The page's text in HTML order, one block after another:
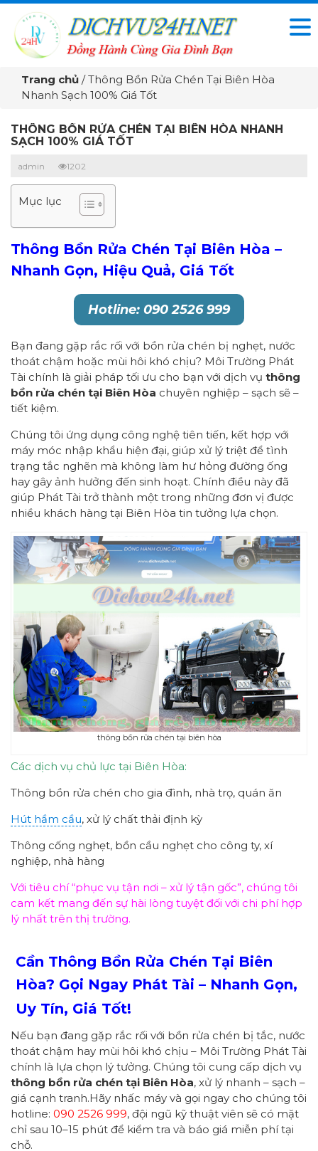
Trang chủ /Thông Bồn Rửa Chén Tại Biên Hòa
Nhanh Sạch 100% Giá Tốt
THÔNG BỒN RỬA CHÉN TẠI BIÊN HÒA NHANH
SẠCH 100% GIÁ TỐT
admin 1202
Mục lục
Thông Bồn Rửa Chén Tại Biên Hòa –
Nhanh Gọn, Hiệu Quả, Giá Tốt
Hotline: 090 2526 999
Bạn đang gặp rắc rối với bồn rửa chén bị nghẹt, nước
thoát chậm hoặc mùi hôi khó chịu? Môi Trường Phát
Tài chính là giải pháp tối ưu cho bạn với dịch vụ thông
bồn rửa chén tại Biên Hòa chuyên nghiệp – sạch sẽ –
tiết kiệm.
Chúng tôi ứng dụng công nghệ tiên tiến, kết hợp với
máy móc nhập khẩu hiện đại, giúp xử lý triệt để tình
trạng tắc nghẽn mà không làm hư hỏng đường ống
hay gây ảnh hưởng đến sinh hoạt. Chính điều này đã
giúp Phát Tài trở thành một trong những đơn vị được
nhiều khách hàng tại Biên Hòa tin tưởng lựa chọn.
thông bồn rửa chén tại biên hòa
Các dịch vụ chủ lực tại Biên Hòa:
Thông bồn rửa chén cho gia đình, nhà trọ, quán ăn
Hút hầm cầu, xử lý chất thải định kỳ
Thông cống nghẹt, bồn cầu nghẹt cho công ty, xí
nghiệp, nhà hàng
Với tiêu chí “phục vụ tận nơi – xử lý tận gốc”, chúng tôi
cam kết mang đến sự hài lòng tuyệt đối với chi phí hợp
lý nhất trên thị trường.
Cần Thông Bồn Rửa Chén Tại Biên
Hòa? Gọi Ngay Phát Tài – Nhanh Gọn,
Uy Tín, Giá Tốt!
Nếu bạn đang gặp rắc rối với bồn rửa chén bị tắc, nước
thoát chậm hay mùi hôi khó chịu – Môi Trường Phát Tài
chính là lựa chọn lý tưởng. Chúng tôi cung cấp dịch vụ
thông bồn rửa chén tại Biên Hòa, xử lý nhanh – sạch –
giá cạnh tranh.Hãy nhấc máy và gọi ngay cho chúng tôi
hotline: 090 2526 999, đội ngũ kỹ thuật viên sẽ có mặt
chỉ sau 10–15 phút để kiểm tra và báo giá miễn phí tại
chỗ.